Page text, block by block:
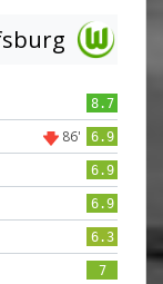
8.7
86' 6.9
6.9
6.9
6.3
7